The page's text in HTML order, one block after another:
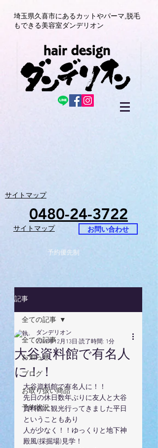
埼玉県久喜市にあるカットやパーマ, 脱毛
もできる美容室ダンデリオン
サイトマップ
0480-24-3722
サイトマップ お問い合わせ
予約優先制
記事
全ての記事
お知らせ
ブログ
お取り扱い商品
予約状況
全ての記事
大谷資料館で有名人
に！！
ダンデリオン
2019年12月13日 読了時間: 1分
大谷資料館で有名人に！！
先日の休日数年ぶりに友人と大谷
資料館に観光行ってきました平日
ということもあり
人が少なく！！ゆっくりと地下神
殿風(採掘場)見学！